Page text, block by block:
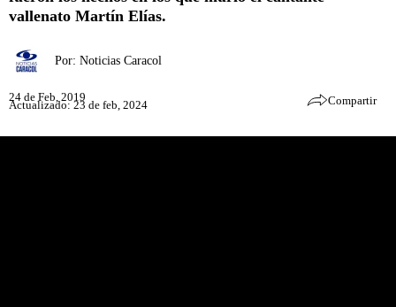
vallenato Martín Elías.
Por: Noticias Caracol
24 de Feb, 2019
Actualizado: 23 de feb, 2024 Compartir